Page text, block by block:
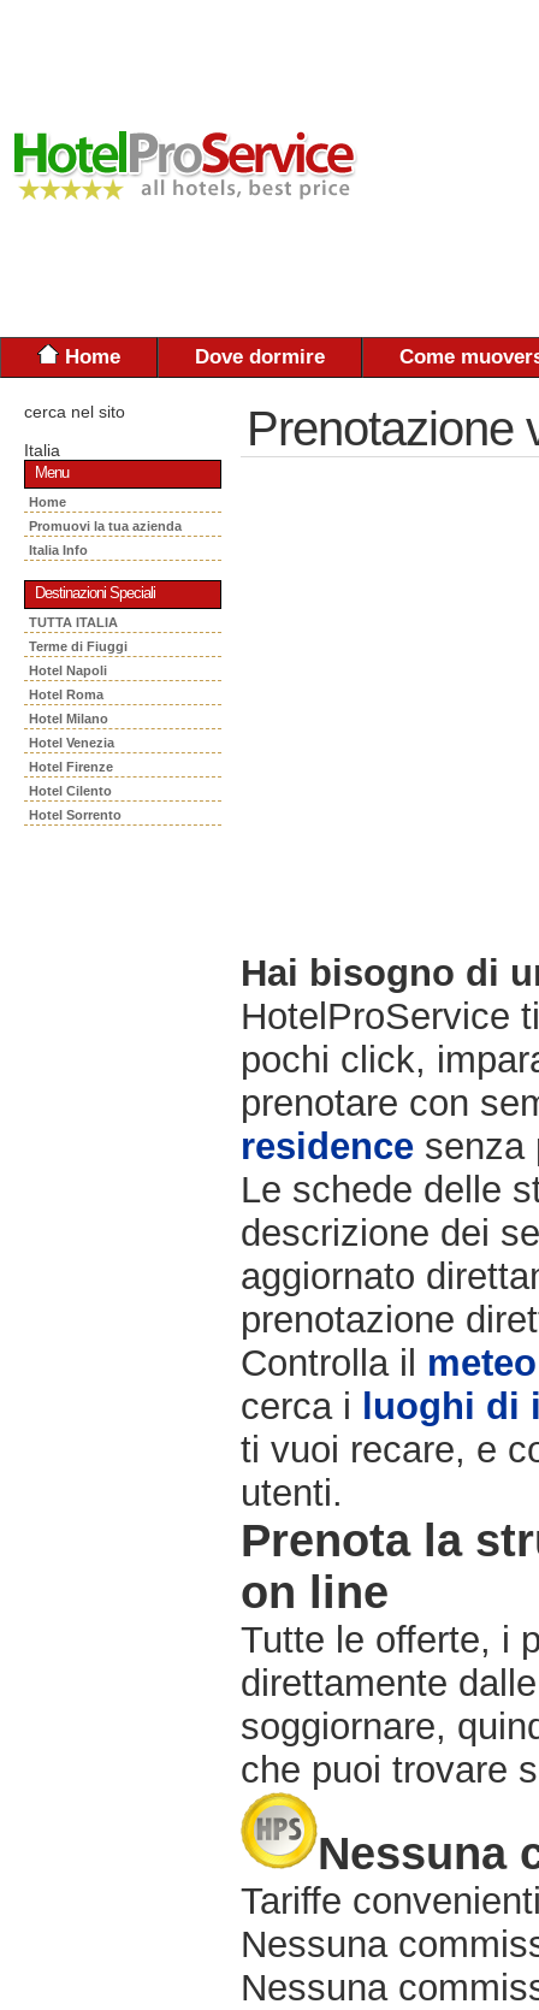
Home Dove dormire Come
cerca nel sito
Italia
Menu
Home
Promuovi la tua azienda
Italia Info
Destinazioni Speciali
TUTTA ITALIA
Terme di Fiuggi
Hotel Napoli
Hotel Roma
Hotel Milano
Hotel Venezia
Hotel Firenze
Hotel Cilento
Hotel Sorrento
Prenotazione
Hai bisogno di
HotelProService
pochi click,
prenotare con
residence senza
Le schede delle
descrizione dei
aggiornato
prenotazione
Controlla il meteo
cerca i luoghi di
ti vuoi recare, e
utenti.
Prenota la
on line
Tutte le offerte, i
direttamente
soggiornare,
che puoi trovare
Nessuna
Tariffe
Nessuna
Nessuna